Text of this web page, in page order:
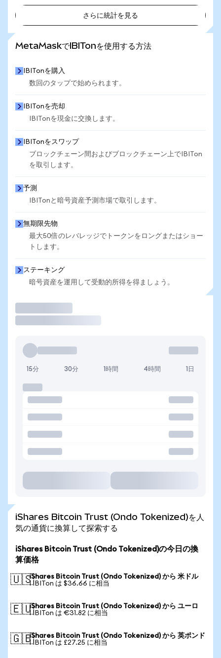
さらに統計を見る
MetaMaskでIBITonを使用する方法
IBITonを購入
数回のタップで始められます。
IBITonを売却
IBITonを現金に交換します。
IBITonをスワップ
ブロックチェーン間およびブロックチェーン上でIBITon
を取引します。
予測
IBITonと暗号資産予測市場で取引します。
無期限先物
最大50倍のレバレッジでトークンをロングまたはショー
トします。
ステーキング
暗号資産を運用して受動的所得を得ましょう。
15分 30分 1時間 4時間 1日
iShares Bitcoin Trust (Ondo Tokenized)を人
気の通貨に換算して探索する
iShares Bitcoin Trust (Ondo Tokenized)の今日の換
算価格
🇺🇸iShares Bitcoin Trust (Ondo Tokenized) から 米ドル
1 IBITon は $36.66 に相当
🇪🇺iShares Bitcoin Trust (Ondo Tokenized) から ユーロ
1 IBITon は €31.82 に相当
🇬🇧iShares Bitcoin Trust (Ondo Tokenized) から 英ポンド
1 IBITon は £27.25 に相当